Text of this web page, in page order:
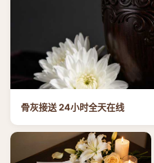
骨灰接送 24小时全天在线